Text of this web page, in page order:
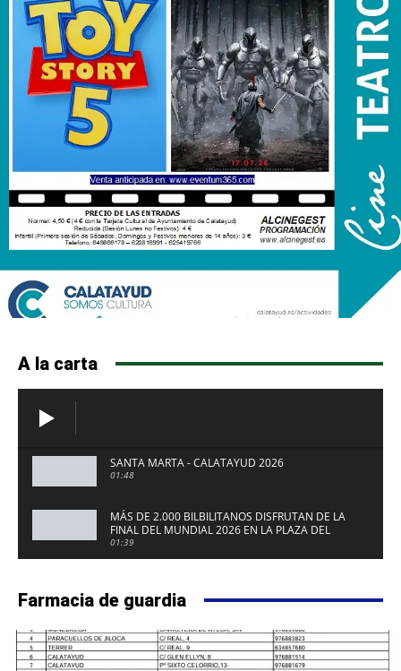
A la carta
SANTA MARTA - CALATAYUD 2026
01:48
MÁS DE 2.000 BILBILITANOS DISFRUTAN DE LA
FINAL DEL MUNDIAL 2026 EN LA PLAZA DEL
FUERTE DE CALATAYUD
01:39
Farmacia de guardia